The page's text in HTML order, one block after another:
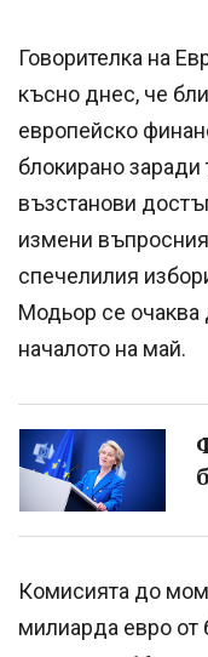
Говорителка на
късно днес, че
европейско
блокирано
възстанови
измени
спечелилия
Модьор се
началото на май.
Комисията до
милиарда евро от